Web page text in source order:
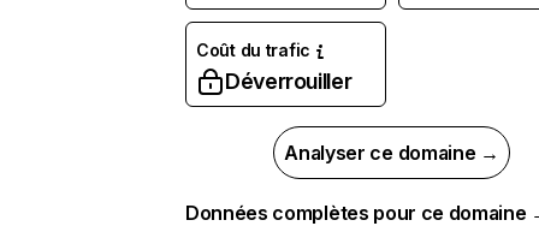
Coût du trafic
Déverrouiller
Analyser ce domaine →
Données complètes pour ce domaine